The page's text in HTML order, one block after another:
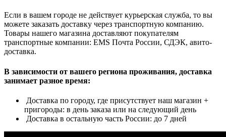
Если в вашем городе не действует курьерская служба, то вы
можете заказать доставку через транспортную компанию.
Товары нашего магазина доставляют покупателям
транспортные компании: EMS Почта России, СДЭК, авито-
доставка.
В зависимости от вашего региона проживания, доставка
занимает разное время:
Доставка по городу, где присутствует наш магазин +
пригороды: в день заказа или на следующий день
Доставка в остальную часть России: до 7 дней